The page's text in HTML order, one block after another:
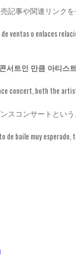
記事や関連リンクを
ventas o enlaces
서트인 만큼 아티스
concert, both the
スコンサートとい
de baile muy